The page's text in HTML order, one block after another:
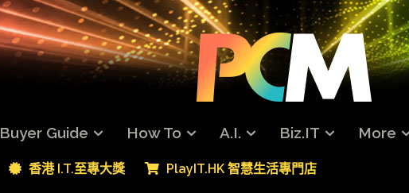
Buyer Guide How To A.I. Biz.IT More
香港 I.T.至專大獎 PlayIT.HK 智慧生活專門店